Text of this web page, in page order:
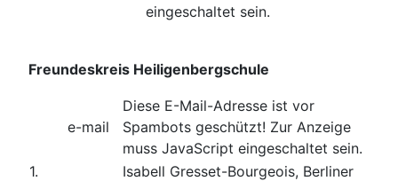
eingeschaltet sein.
Freundeskreis Heiligenbergschule
e-mail
Diese E-Mail-Adresse ist vor
Spambots geschützt! Zur Anzeige
muss JavaScript eingeschaltet sein.
1.
Isabell Gresset-Bourgeois, Berliner